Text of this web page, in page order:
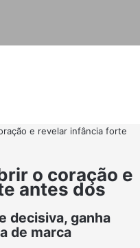
e revelar infância forte
o coração e
antes dos
decisiva, ganha
de marca